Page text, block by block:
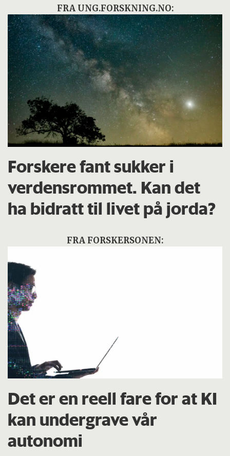
FRA UNG.FORSKNING.NO:
Forskere fant sukker i
verdensrommet. Kan det
ha bidratt til livet på jorda?
FRA FORSKERSONEN:
Det er en reell fare for at KI
kan undergrave vår
autonomi